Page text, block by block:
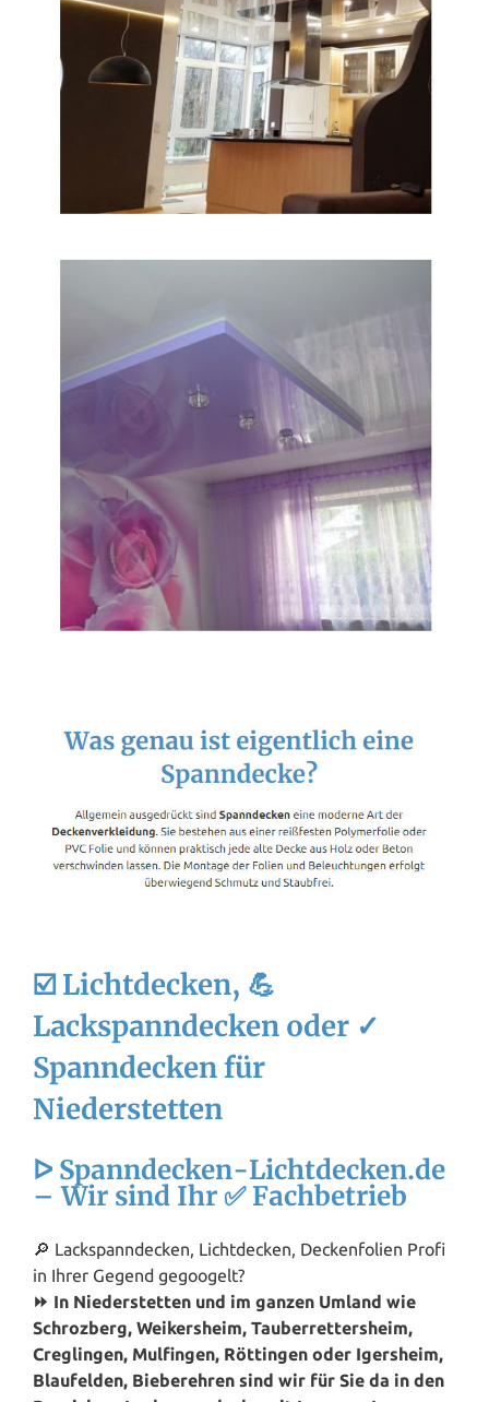
☑️ Lichtdecken, 💪
Lackspanndecken oder ✓
Spanndecken für
Niederstetten
ᐅ Spanndecken-Lichtdecken.de
– Wir sind Ihr ✅ Fachbetrieb
🔎 Lackspanndecken, Lichtdecken, Deckenfolien Profi
in Ihrer Gegend gegoogelt?
⏩ In Niederstetten und im ganzen Umland wie
Schrozberg, Weikersheim, Tauberrettersheim,
Creglingen, Mulfingen, Röttingen oder Igersheim,
Blaufelden, Bieberehren sind wir für Sie da in den